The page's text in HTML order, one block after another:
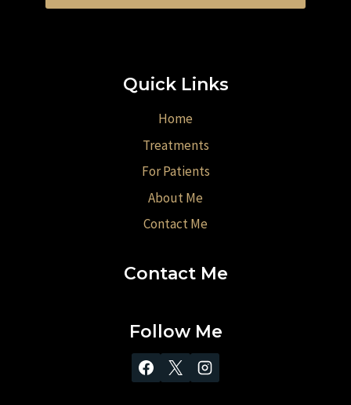
Quick Links
Home
Treatments
For Patients
About Me
Contact Me
Contact Me
Follow Me